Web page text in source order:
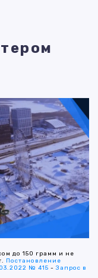
до 150 грамм и не
Постановление
№ 415 -Запрос в